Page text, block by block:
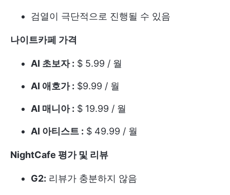
검열이 극단적으로 진행될 수 있음
나이트카페 가격
AI 초보자 : $ 5.99 / 월
AI 애호가 : $9.99 / 월
AI 매니아 : $ 19.99 / 월
AI 아티스트 : $ 49.99 / 월
NightCafe 평가 및 리뷰
G2: 리뷰가 충분하지 않음